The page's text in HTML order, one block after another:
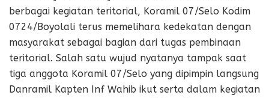
berbagai kegiatan teritorial, Koramil 07/Selo Kodim
0724/Boyolali terus memelihara kedekatan dengan
masyarakat sebagai bagian dari tugas pembinaan
teritorial. Salah satu wujud nyatanya tampak saat
tiga anggota Koramil 07/Selo yang dipimpin langsung
Danramil Kapten Inf Wahib ikut serta dalam kegiatan